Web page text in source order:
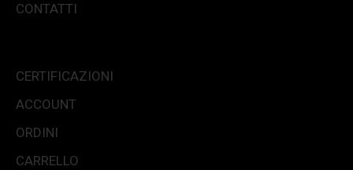
CONTATTI
CERTIFICAZIONI
ACCOUNT
ORDINI
CARRELLO